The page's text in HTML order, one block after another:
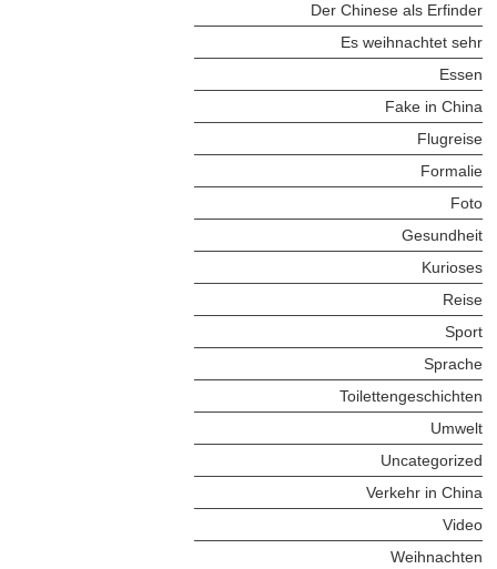
Der Chinese als Erfinder
Es weihnachtet sehr
Essen
Fake in China
Flugreise
Formalie
Foto
Gesundheit
Kurioses
Reise
Sport
Sprache
Toilettengeschichten
Umwelt
Uncategorized
Verkehr in China
Video
Weihnachten